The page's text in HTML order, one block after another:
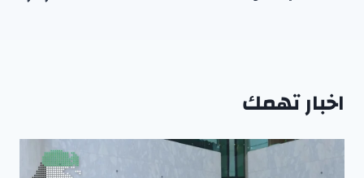
اخبار تهمك